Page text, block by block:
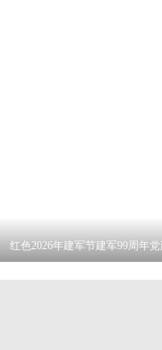
红色2026年建军节建军99周年